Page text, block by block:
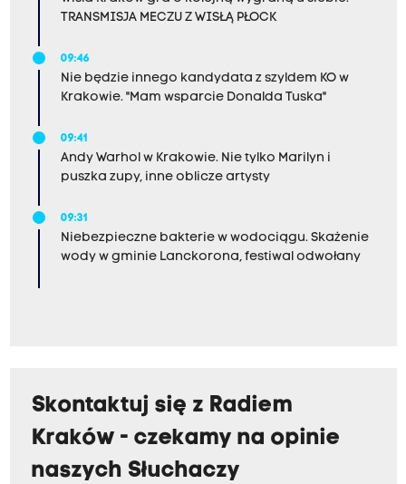
TRANSMISJA MECZU Z WISŁĄ PŁOCK
09:46
Nie będzie innego kandydata z szyldem KO w
Krakowie. "Mam wsparcie Donalda Tuska"
09:41
Andy Warhol w Krakowie. Nie tylko Marilyn i
puszka zupy, inne oblicze artysty
09:31
Niebezpieczne bakterie w wodociągu. Skażenie
wody w gminie Lanckorona, festiwal odwołany
Skontaktuj się z Radiem
Kraków - czekamy na opinie
naszych Słuchaczy